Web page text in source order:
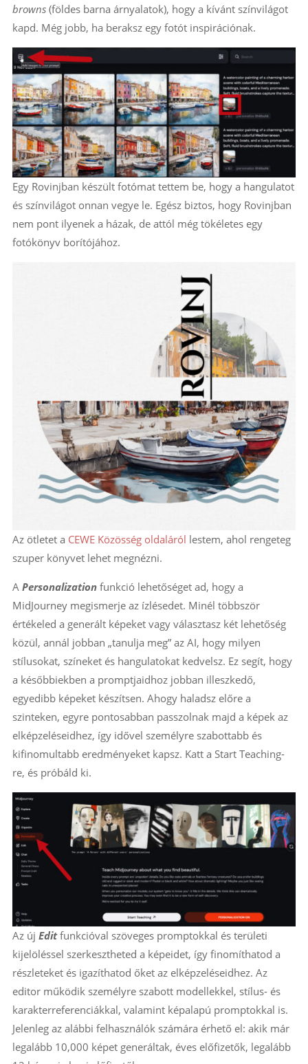
browns(földes barna árnyalatok), hogy a kívánt színvilágot
kapd. Még jobb, ha beraksz egy fotót inspirációnak.
Egy Rovinjban készült fotómat tettem be, hogy a hangulatot
és színvilágot onnan vegye le. Egész biztos, hogy Rovinjban
nem pont ilyenek a házak, de attól még tökéletes egy
fotókönyv borítójához.
Az ötletet a CEWE Közösség oldaláról lestem, ahol rengeteg
szuper könyvet lehet megnézni.
A Personalization funkció lehetőséget ad, hogy a
MidJourney megismerje az ízlésedet. Minél többször
értékeled a generált képeket vagy választasz két lehetőség
közül, annál jobban „tanulja meg” az AI, hogy milyen
stílusokat, színeket és hangulatokat kedvelsz. Ez segít, hogy
a későbbiekben a promptjaidhoz jobban illeszkedő,
egyedibb képeket készítsen. Ahogy haladsz előre a
szinteken, egyre pontosabban passzolnak majd a képek az
elképzeléseidhez, így idővel személyre szabottabb és
kifinomultabb eredményeket kapsz. Katt a Start Teaching-
re, és próbáld ki.
Az új Edit funkcióval szöveges promptokkal és területi
kijelöléssel szerkesztheted a képeidet, így finomíthatod a
részleteket és igazíthatod őket az elképzeléseidhez. Az
editor működik személyre szabott modellekkel, stílus- és
karakterreferenciákkal, valamint képalapú promptokkal is.
Jelenleg az alábbi felhasználók számára érhető el: akik már
legalább 10,000 képet generáltak, éves előfizetők, legalább